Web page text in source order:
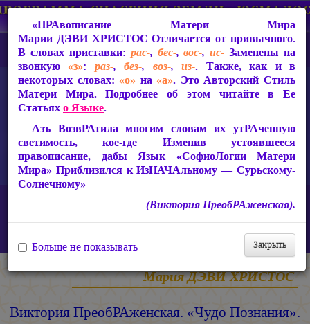
Статьи Марии ДЭВИ ХРИСТОС
Ответы на вопросы, 2010-2026 гг.
Виктория ПреобРАженская. «Чудо Познания». Вопросы и
Ответы. Часть 25 (Видео)
Мария ДЭВИ ХРИСТОС
Виктория ПреобРАженская. «Чудо Познания».
«ПРАвописание Матери Мира
Марии ДЭВИ ХРИСТОС Отличается от привычного.
В словах приставки: рас-, бес-,вос-,ис- Заменены на
звонкую «з»: раз-,без-, воз-,из-. Также, как и в
некоторых словах: «о» на «а». Это Авторский Стиль
Матери Мира. Подробнее об этом читайте в Её
Статьяхо Языке.
Азъ ВозвРАтила многим словам их утРАченную
светимость, кое-где Изменив устоявшееся
правописание, дабы Язык «СофиоЛогии Матери
Мира» Приблизился к ИзНАЧАльному — Сурьскому-
Солнечному»
(Виктория ПреобРАженская).
Закрыть
Больше не показывать